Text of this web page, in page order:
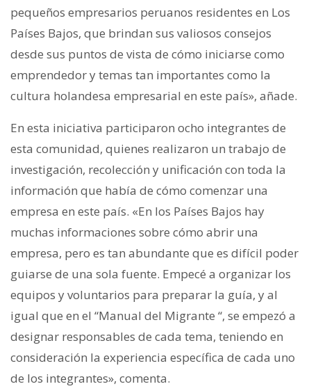
pequeños empresarios peruanos residentes en Los
Países Bajos, que brindan sus valiosos consejos
desde sus puntos de vista de cómo iniciarse como
emprendedor y temas tan importantes como la
cultura holandesa empresarial en este país», añade.
En esta iniciativa participaron ocho integrantes de
esta comunidad, quienes realizaron un trabajo de
investigación, recolección y unificación con toda la
información que había de cómo comenzar una
empresa en este país. «En los Países Bajos hay
muchas informaciones sobre cómo abrir una
empresa, pero es tan abundante que es difícil poder
guiarse de una sola fuente. Empecé a organizar los
equipos y voluntarios para preparar la guía, y al
igual que en el “Manual del Migrante “, se empezó a
designar responsables de cada tema, teniendo en
consideración la experiencia específica de cada uno
de los integrantes», comenta.